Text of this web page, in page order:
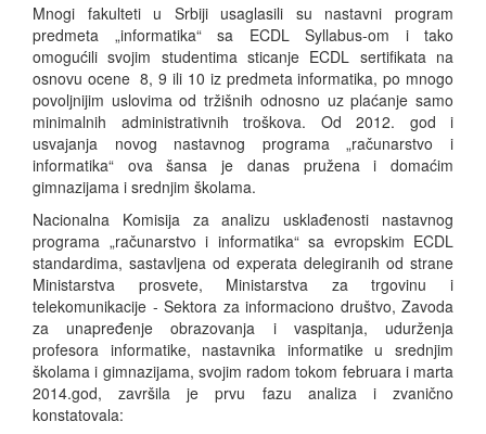
Mnogi fakulteti u Srbiji usaglasili su nastavni program
predmeta „informatika“ sa ECDL Syllabus-om i tako
omogućili svojim studentima sticanje ECDL sertifikata na
osnovu ocene 8, 9 ili 10 iz predmeta informatika, po mnogo
povoljnijim uslovima od tržišnih odnosno uz plaćanje samo
minimalnih administrativnih troškova. Od 2012. god i
usvajanja novog nastavnog programa „računarstvo i
informatika“ ova šansa je danas pružena i domaćim
gimnazijama i srednjim školama.
Nacionalna Komisija za analizu usklađenosti nastavnog
programa „računarstvo i informatika“ sa evropskim ECDL
standardima, sastavljena od experata delegiranih od strane
Ministarstva prosvete, Ministarstva za trgovinu i
telekomunikacije - Sektora za informaciono društvo, Zavoda
za unapređenje obrazovanja i vaspitanja, udurženja
profesora informatike, nastavnika informatike u srednjim
školama i gimnazijama, svojim radom tokom februara i marta
2014.god, završila je prvu fazu analiza i zvanično
konstatovala: